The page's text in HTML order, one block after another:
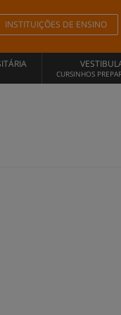
INSTITUIÇÕES DE ENSINO
CURSINHOS